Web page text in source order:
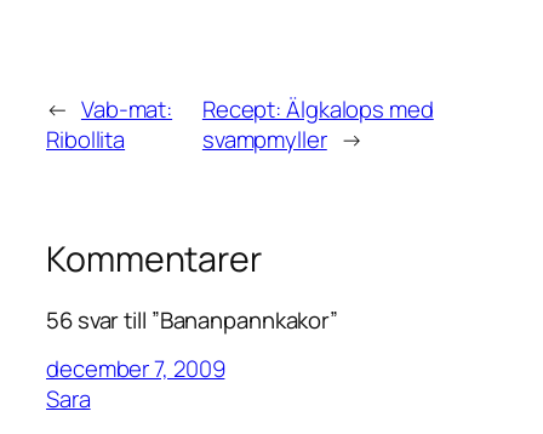
← Vab-mat:
Ribollita
Recept: Älgkalops med
svampmyller →
Kommentarer
56 svar till ”Bananpannkakor”
december 7, 2009
Sara